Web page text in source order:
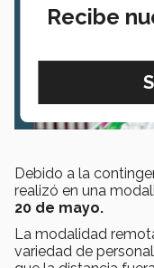
Debido a la
realizó en una
20 de mayo.
La modalidad
variedad de
Recibe